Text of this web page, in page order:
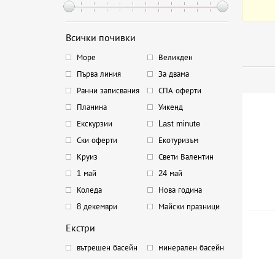
Всички почивки
Море
Великден
Първа линия
За двама
Ранни записвания
СПА оферти
Планина
Уикенд
Екскурзии
Last minute
Ски оферти
Екотуризъм
Круиз
Свети Валентин
1 май
24 май
Коледа
Нова година
8 декември
Майски празници
Екстри
вътрешен басейн
минерален басейн